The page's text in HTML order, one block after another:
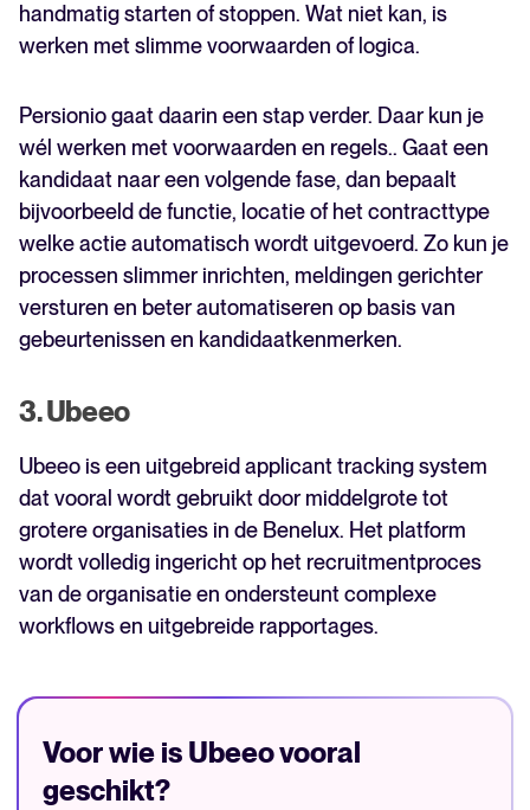
handmatig starten of stoppen. Wat niet kan, is
werken met slimme voorwaarden of logica.
Persionio gaat daarin een stap verder. Daar kun je
wél werken met voorwaarden en regels.. Gaat een
kandidaat naar een volgende fase, dan bepaalt
bijvoorbeeld de functie, locatie of het contracttype
welke actie automatisch wordt uitgevoerd. Zo kun je
processen slimmer inrichten, meldingen gerichter
versturen en beter automatiseren op basis van
gebeurtenissen en kandidaatkenmerken.
3. Ubeeo
Ubeeo is een uitgebreid applicant tracking system
dat vooral wordt gebruikt door middelgrote tot
grotere organisaties in de Benelux. Het platform
wordt volledig ingericht op het recruitmentproces
van de organisatie en ondersteunt complexe
workflows en uitgebreide rapportages.
Voor wie is Ubeeo vooral
geschikt?